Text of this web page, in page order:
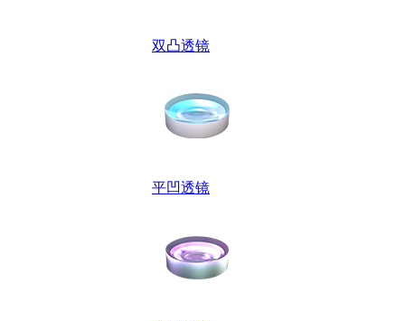
双凸透镜
平凹透镜